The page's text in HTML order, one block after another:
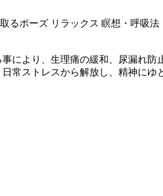
るポーズ リラックス 瞑想・呼吸法
により、生理痛の緩和、尿漏れ
常ストレスから解放し、精神に